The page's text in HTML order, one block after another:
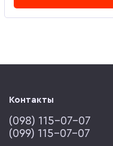
Контакты
(‎098) 115-07-07
(‎099) 115-07-07